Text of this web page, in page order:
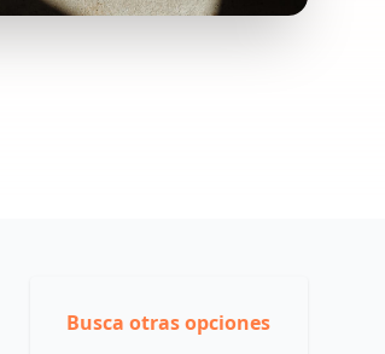
Busca otras opciones